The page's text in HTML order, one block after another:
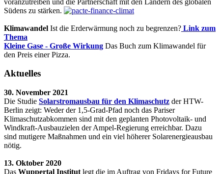
Südens zu stärken.
Klimawandel Ist die Erderwärmung noch zu begrenzen? Link zum
Thema
Kleine Gase - Große Wirkung Das Buch zum Klimawandel für
den Preis einer Pizza.
Aktuelles
30. November 2021
Die Studie Solarstromausbau für den Klimaschutz der HTW-
Berlin zeigt: Weder der 1,5-Grad-Pfad noch das Pariser
Klimaschutzabkommen sind mit den geplanten Photovoltaik- und
Windkraft-Ausbauzielen der Ampel-Regierung erreichbar. Dazu
sind mutigere Maßnahmen und ein viel höherer Solarenergieausbau
nötig.
13. Oktober 2020
Das Wuppertal Institut legt die im Auftrag von Fridays for Future